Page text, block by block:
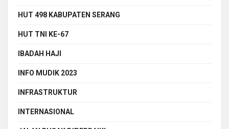
HUT 498 KABUPATEN SERANG
HUT TNI KE-67
IBADAH HAJI
INFO MUDIK 2023
INFRASTRUKTUR
INTERNASIONAL